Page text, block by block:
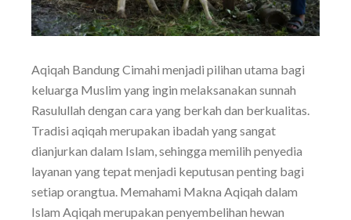
Aqiqah Bandung Cimahi menjadi pilihan utama bagi
keluarga Muslim yang ingin melaksanakan sunnah
Rasulullah dengan cara yang berkah dan berkualitas.
Tradisi aqiqah merupakan ibadah yang sangat
dianjurkan dalam Islam, sehingga memilih penyedia
layanan yang tepat menjadi keputusan penting bagi
setiap orangtua. Memahami Makna Aqiqah dalam
Islam Aqiqah merupakan penyembelihan hewan